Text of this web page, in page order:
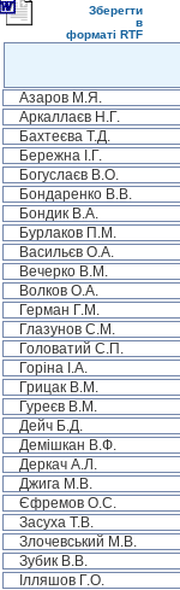
Зберегти
в
форматі RTF
Азаров М.Я.
Аркаллаєв Н.Г.
Бахтеєва Т.Д.
Бережна І.Г.
Богуслаєв В.О.
Бондаренко В.В.
Бондик В.А.
Бурлаков П.М.
Васильєв О.А.
Вечерко В.М.
Волков О.А.
Герман Г.М.
Глазунов С.М.
Головатий С.П.
Горіна І.А.
Грицак В.М.
Гуреєв В.М.
Дейч Б.Д.
Демішкан В.Ф.
Деркач А.Л.
Джига М.В.
Єфремов О.С.
Засуха Т.В.
Злочевський М.В.
Зубик В.В.
Ілляшов Г.О.